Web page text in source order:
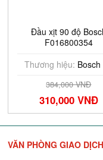
Đầu xịt 90 độ
F016800354
Thương hiệu: Bosch
384,000 VNĐ
310,000 VNĐ
VĂN PHÒNG GIAO